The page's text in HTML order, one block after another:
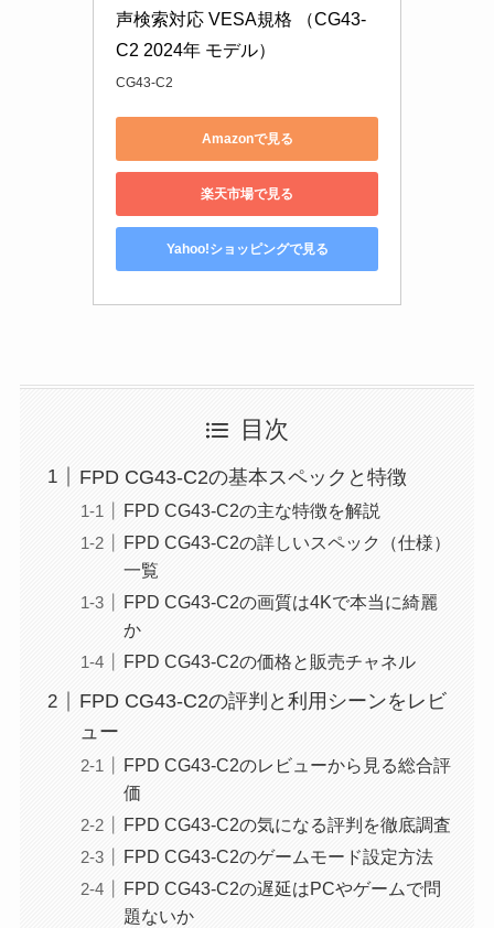
声検索対応 VESA規格 （CG43-
C2 2024年 モデル）
CG43-C2
Amazonで見る
楽天市場で見る
Yahoo!ショッピングで見る
目次
FPD CG43-C2の基本スペックと特徴
FPD CG43-C2の主な特徴を解説
FPD CG43-C2の詳しいスペック（仕様）
一覧
FPD CG43-C2の画質は4Kで本当に綺麗
か
FPD CG43-C2の価格と販売チャネル
FPD CG43-C2の評判と利用シーンをレビ
ュー
FPD CG43-C2のレビューから見る総合評
価
FPD CG43-C2の気になる評判を徹底調査
FPD CG43-C2のゲームモード設定方法
FPD CG43-C2の遅延はPCやゲームで問
題ないか